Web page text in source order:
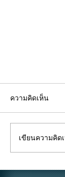
"คีย์การ์
พลาสติก
แรก" ขอ
ความคิดเห็น
เขียนความคิด